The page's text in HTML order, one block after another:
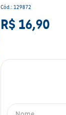
Cód.:129872
R$ 16,90